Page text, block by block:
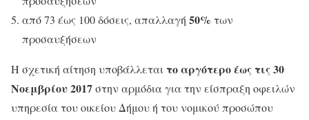
από 73 έως 100 δόσεις, απαλλαγή 50% των
προσαυξήσεων
Η σχετική αίτηση υποβάλλεται το αργότερο έως τις 30
Νοεμβρίου 2017στην αρμόδια για την είσπραξη οφειλών
υπηρεσία του οικείου Δήμου ή του νομικού προσώπου